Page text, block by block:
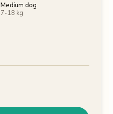
Medium dog
7-18 kg